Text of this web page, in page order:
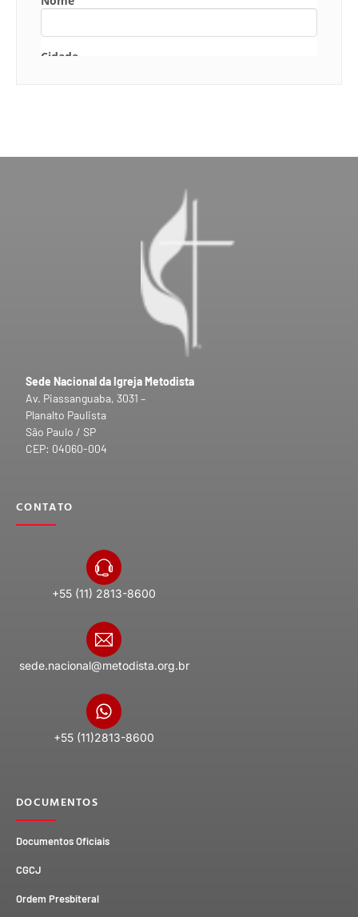
Sede Nacional da Igreja Metodista
Av. Piassanguaba, 3031 –
Planalto Paulista
São Paulo / SP
CEP: 04060-004
CONTATO
+55 (11) 2813-8600
sede.nacional@metodista.org.br
+55 (11)2813-8600
DOCUMENTOS
Documentos Oficiais
CGCJ
Ordem Presbiteral